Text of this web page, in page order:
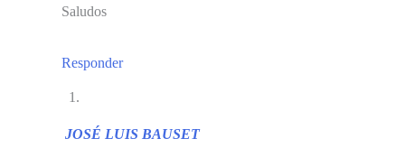
Saludos
Responder
JOSÉ LUIS BAUSET